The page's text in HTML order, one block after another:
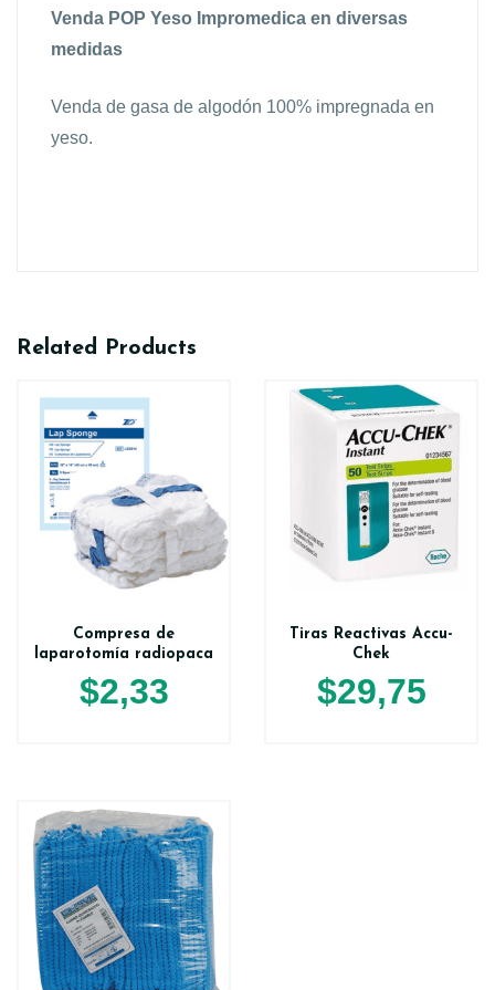
Venda POP Yeso Impromedica en diversas
medidas
Venda de gasa de algodón 100% impregnada en
yeso.
Related Products
Compresa de
laparotomía radiopaca
$2,33
Tiras Reactivas Accu-
Chek
$29,75